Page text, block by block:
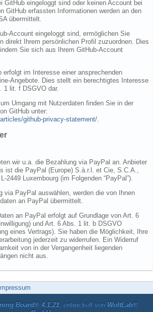
GitHub eingeloggt sind oder keinen Account bei
GitHub erfassten Informationen werden an den
übermittelt.
Account eingeloggt sind, ermöglichen Sie
direkt Ihrem persönlichen Profil zuzuordnen. Dies
Sie sich aus Ihrem GitHub-Account
erfolgt im Interesse einer ansprechenden
Angebote. Dies stellt ein berechtigtes Interesse
1 lit. f DSGVO dar.
Umgang mit Nutzerdaten finden Sie in der
GitHub unter:
github-privacy-statement/
wir u.a. die Bezahlung via PayPal an. Anbieter
ist die PayPal (Europe) S.à.r.l. et Cie, S.C.A.,
2449 Luxembourg (im Folgenden “PayPal”).
via PayPal auswählen, werden die von Ihnen
an PayPal übermittelt.
an PayPal erfolgt auf Grundlage von Art. 6
und Art. 6 Abs. 1 lit. b DSGVO
eines Vertrags). Sie haben die Möglichkeit, Ihre
jederzeit zu widerrufen. Ein Widerruf
von in der Vergangenheit liegenden
nicht aus.
Impressum
Board® 4.1.21, entwickelt von WoltLab®